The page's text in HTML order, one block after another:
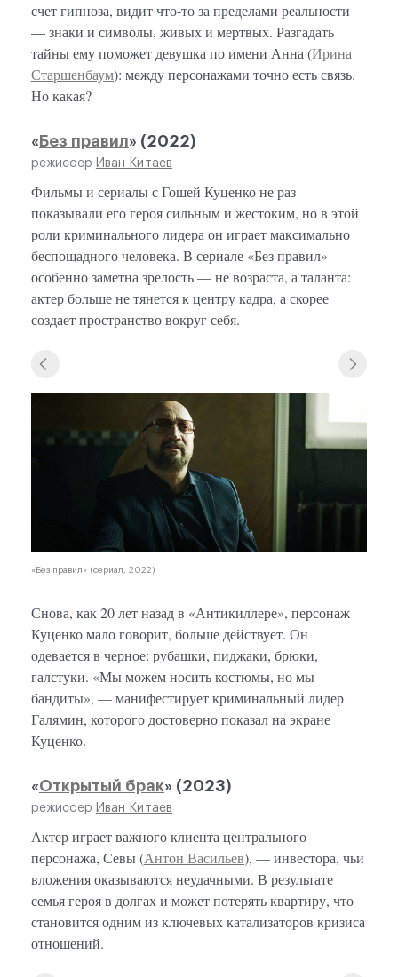
счет гипноза, видит что-то за пределами реальности
— знаки и символы, живых и мертвых. Разгадать
тайны ему поможет девушка по имени Анна (Ирина
Старшенбаум): между персонажами точно есть связь.
Но какая?
« Без правил» (2022)
режиссер Иван Китаев
Фильмы и сериалы с Гошей Куценко не раз
показывали его героя сильным и жестоким, но в этой
роли криминального лидера он играет максимально
беспощадного человека. В сериале «Без правил»
особенно заметна зрелость — не возраста, а таланта:
актер больше не тянется к центру кадра, а скорее
создает пространство вокруг себя.
«Без правил» (сериал, 2022)
Снова, как 20 лет назад в «Антикиллере», персонаж
Куценко мало говорит, больше действует. Он
одевается в черное: рубашки, пиджаки, брюки,
галстуки. «Мы можем носить костюмы, но мы
бандиты», — манифестирует криминальный лидер
Галямин, которого достоверно показал на экране
Куценко.
«Открытый брак» (2023)
режиссер Иван Китаев
Актер играет важного клиента центрального
персонажа, Севы (Антон Васильев), — инвестора, чьи
вложения оказываются неудачными. В результате
семья героя в долгах и может потерять квартиру, что
становится одним из ключевых катализаторов кризиса
отношений.